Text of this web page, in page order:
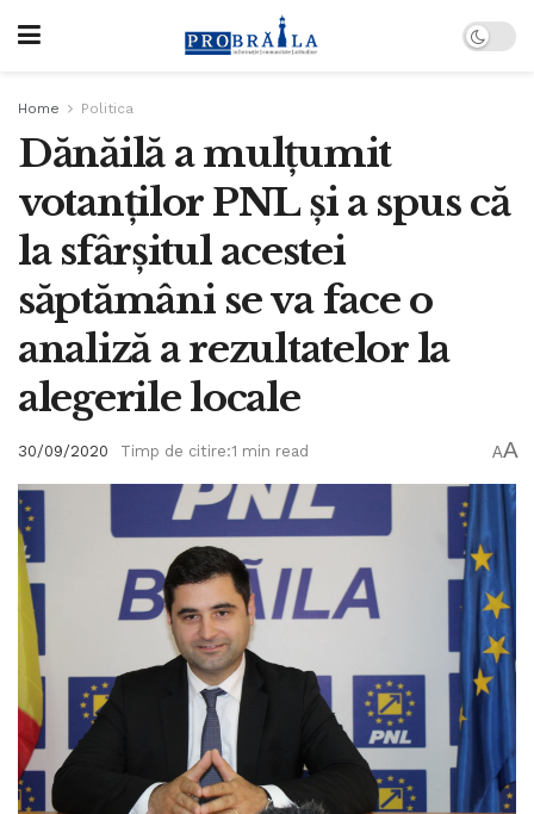
Home Politica
Dănăilă a mulțumit
votanților PNL și a spus că
la sfârșitul acestei
săptămâni se va face o
analiză a rezultatelor la
alegerile locale
30/09/2020 Timp de citire:1 min read AA